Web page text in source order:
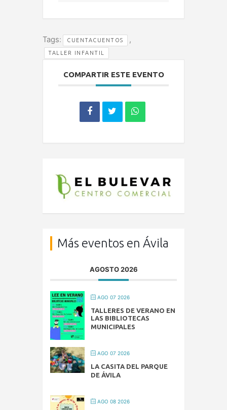
Tags: CUENTACUENTOS ,
TALLER INFANTIL
COMPARTIR ESTE EVENTO
Más eventos en Ávila
AGOSTO 2026
AGO 07 2026
TALLERES DE VERANO EN
LAS BIBLIOTECAS
MUNICIPALES
AGO 07 2026
LA CASITA DEL PARQUE
DE ÁVILA
AGO 08 2026